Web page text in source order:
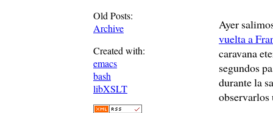
Old Posts:
Archive
Created with:
emacs
bash
libXSLT
Ayer
vuelta a
caravana
segundos
durante la
observarlos